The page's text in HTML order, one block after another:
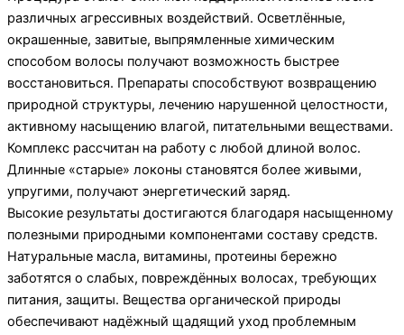
различных агрессивных воздействий. Осветлённые,
окрашенные, завитые, выпрямленные химическим
способом волосы получают возможность быстрее
восстановиться. Препараты способствуют возвращению
природной структуры, лечению нарушенной целостности,
активному насыщению влагой, питательными веществами.
Комплекс рассчитан на работу с любой длиной волос.
Длинные «старые» локоны становятся более живыми,
упругими, получают энергетический заряд.
Высокие результаты достигаются благодаря насыщенному
полезными природными компонентами составу средств.
Натуральные масла, витамины, протеины бережно
заботятся о слабых, повреждённых волосах, требующих
питания, защиты. Вещества органической природы
обеспечивают надёжный щадящий уход проблемным